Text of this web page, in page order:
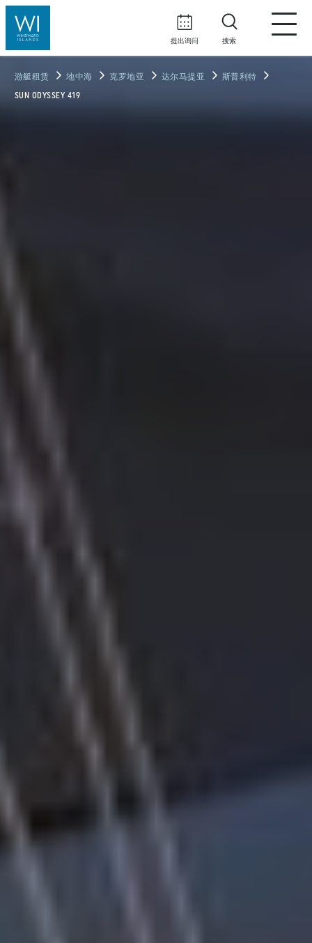
提出询问 搜索
游艇租赁 地中海 克罗地亚 达尔马提亚 斯普利特
SUN ODYSSEY 419